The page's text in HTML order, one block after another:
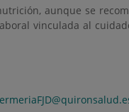
aunque se
vinculada al